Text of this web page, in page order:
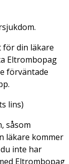
för din läkare
Eltrombopag
förväntade
lins)
såsom
läkare kommer
inte har
Eltrombopag